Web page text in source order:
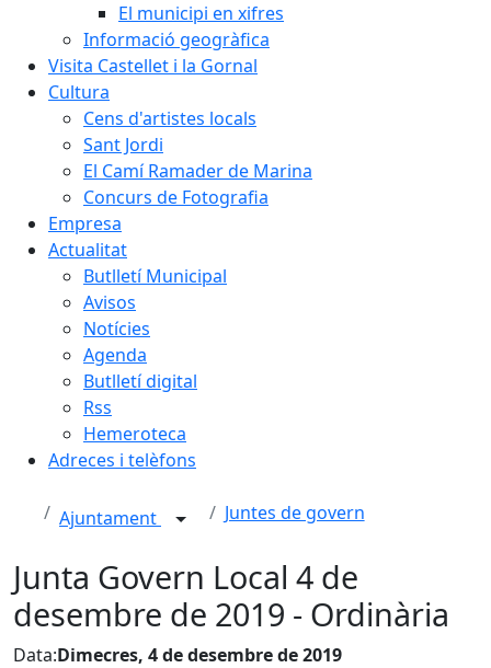
El municipi en xifres
Informació geogràfica
Visita Castellet i la Gornal
Cultura
Cens d'artistes locals
Sant Jordi
El Camí Ramader de Marina
Concurs de Fotografia
Empresa
Actualitat
Butlletí Municipal
Avisos
Notícies
Agenda
Butlletí digital
Rss
Hemeroteca
Adreces i telèfons
Ajuntament Juntes de govern
Junta Govern Local 4 de
desembre de 2019 - Ordinària
Data:Dimecres, 4 de desembre de 2019